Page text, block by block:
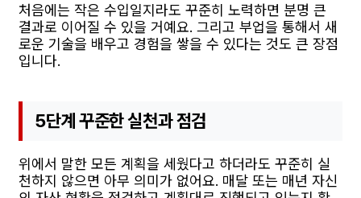
처음에는 작은 수입일지라도 꾸준히 노력하면 분명 큰
결과로 이어질 수 있을 거예요. 그리고 부업을 통해서 새
로운 기술을 배우고 경험을 쌓을 수 있다는 것도 큰 장점
입니다.
5단계 꾸준한 실천과 점검
위에서 말한 모든 계획을 세웠다고 하더라도 꾸준히 실
천하지 않으면 아무 의미가 없어요. 매달 또는 매년 자신